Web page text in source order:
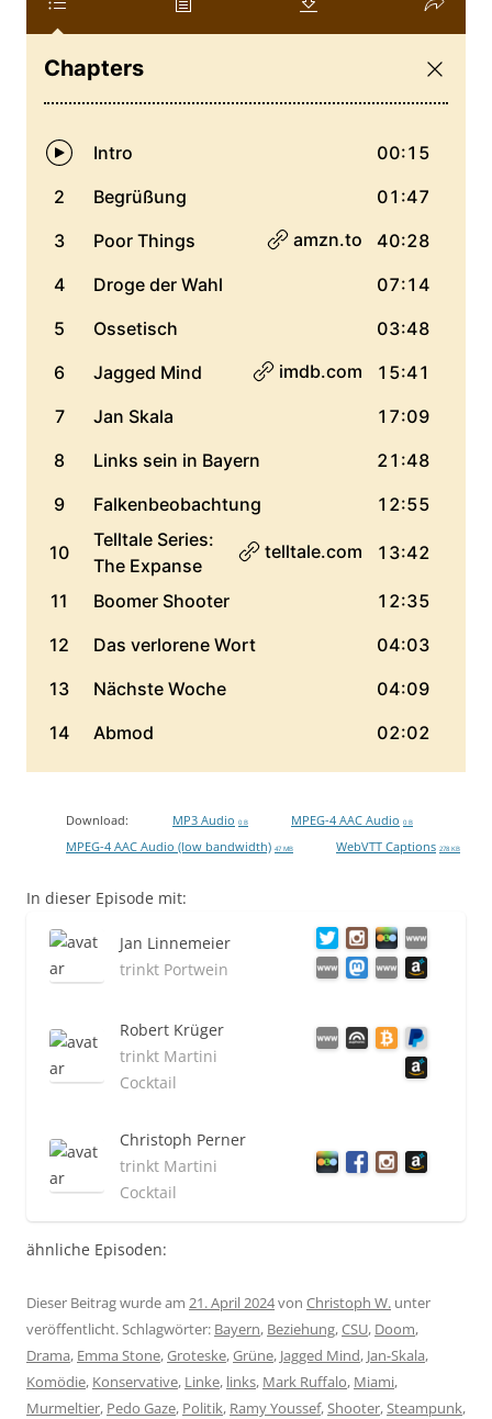
Download: MP3 Audio 0 B MPEG-4 AAC Audio 0 B
MPEG-4 AAC Audio (low bandwidth) 47 MB WebVTT Captions 278 KB
In dieser Episode mit:
Jan Linnemeier
trinkt Portwein
Robert Krüger
trinkt Martini
Cocktail
Christoph Perner
trinkt Martini
Cocktail
ähnliche Episoden:
Dieser Beitrag wurde am 21. April 2024von Christoph W. unter
veröffentlicht. Schlagwörter: Bayern, Beziehung,CSU, Doom,
Drama, Emma Stone,Groteske,Grüne, Jagged Mind, Jan-Skala,
Komödie, Konservative, Linke, links, Mark Ruffalo, Miami,
Murmeltier, Pedo Gaze, Politik, Ramy Youssef,Shooter,Steampunk,